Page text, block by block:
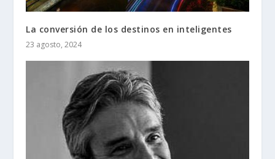
La conversión de los destinos en inteligentes
23 agosto, 2024